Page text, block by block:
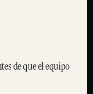
de que el equipo